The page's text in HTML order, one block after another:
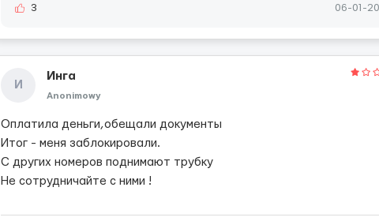
3 06-01-
И
Инга
Anonimowy
Оплатила деньги,обещали документы
Итог - меня заблокировали.
С других номеров поднимают трубку
Не сотрудничайте с ними !